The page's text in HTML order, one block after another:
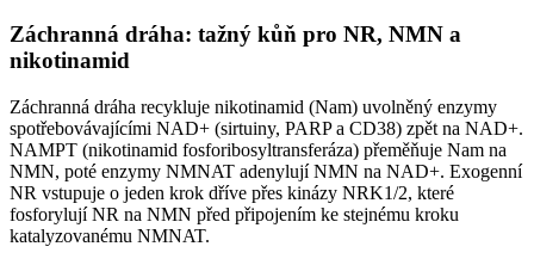
Záchranná dráha: tažný kůň pro NR, NMN a
nikotinamid
Záchranná dráha recykluje nikotinamid (Nam) uvolněný enzymy
spotřebovávajícími NAD+ (sirtuiny, PARP a CD38) zpět na NAD+.
NAMPT (nikotinamid fosforibosyltransferáza) přeměňuje Nam na
NMN, poté enzymy NMNAT adenylují NMN na NAD+. Exogenní
NR vstupuje o jeden krok dříve přes kinázy NRK1/2, které
fosforylují NR na NMN před připojením ke stejnému kroku
katalyzovanému NMNAT.